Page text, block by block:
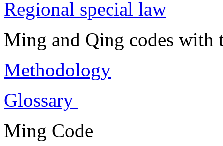
Regional special law
Ming and Qing codes with
Methodology
Glossary
Ming Code